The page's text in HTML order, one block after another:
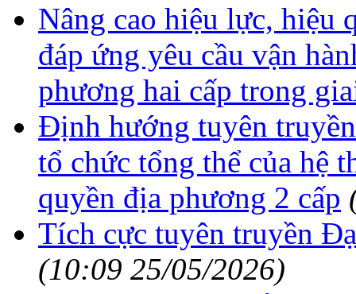
Nâng cao hiệu lực, hiệu
đáp ứng yêu cầu vận
phương hai cấp trong
Định hướng tuyên
tổ chức tổng thể của hệ
quyền địa phương 2 cấp
Tích cực tuyên truyền
(10:09 25/05/2026)